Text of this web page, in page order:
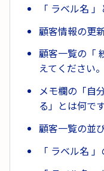
「 ラベル名
顧客情報の更
顧客一覧の「
えてください。
メモ欄の「自
る」とは何で
顧客一覧の並
「 ラベル名